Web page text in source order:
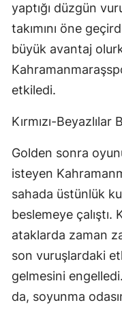
yaptığı düzgün
takımını öne
büyük avantaj
etkiledi.
Kırmızı-
Golden sonra
isteyen
sahada üstünlük
beslemeye
ataklarda zaman
son vuruşlardaki
gelmesini
da, soyunma